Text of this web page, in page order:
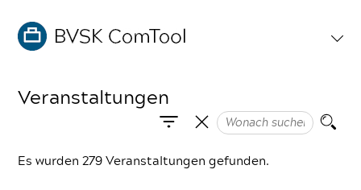
Veranstaltungen
Es wurden 279 Veranstaltungen gefunden.